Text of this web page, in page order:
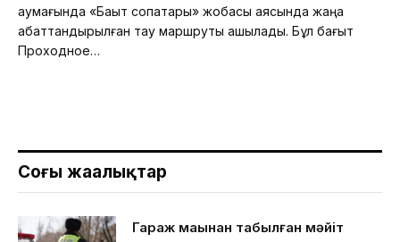
аумағында «Бақыт соқпақтары» жобасы аясында жаңа
абаттандырылған тау маршруты ашылады. Бұл бағыт
Проходное…
Соңғы жаңалықтар
Гараж маңынан табылған мәйіт